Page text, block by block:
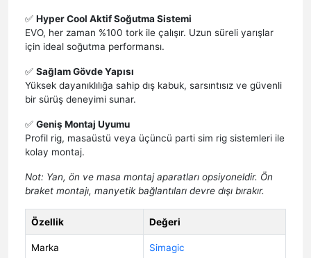
✅ Hyper Cool Aktif Soğutma Sistemi
EVO, her zaman %100 tork ile çalışır. Uzun süreli yarışlar
için ideal soğutma performansı.
✅ Sağlam Gövde Yapısı
Yüksek dayanıklılığa sahip dış kabuk, sarsıntısız ve güvenli
bir sürüş deneyimi sunar.
✅ Geniş Montaj Uyumu
Profil rig, masaüstü veya üçüncü parti sim rig sistemleri ile
kolay montaj.
Not: Yan, ön ve masa montaj aparatları opsiyoneldir. Ön
braket montajı, manyetik bağlantıları devre dışı bırakır.
Özellik Değeri
Marka Simagic